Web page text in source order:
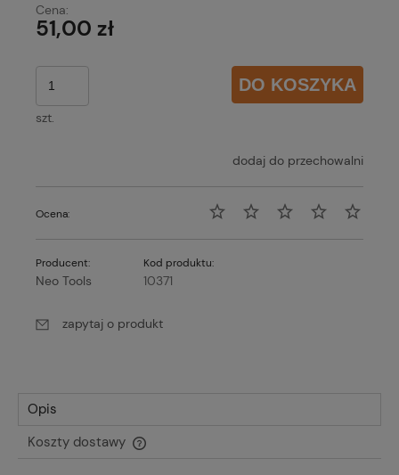
Cena:
51,00 zł
szt.
DO KOSZYKA
dodaj do przechowalni
Ocena:
Producent:
Neo Tools
Kod produktu:
10371
zapytaj o produkt
Opis
Koszty dostawy
Cena nie zawiera ewentualnych kosztów płatności